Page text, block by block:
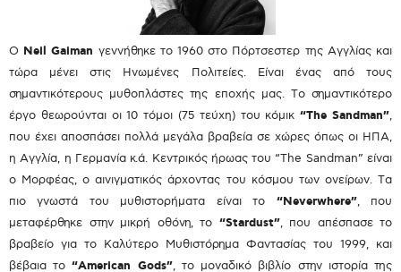
O Neil Gaiman γεννήθηκε το 1960 στο Πόρτσεστερ της Αγγλίας και
τώρα μένει στις Ηνωμένες Πολιτείες. Είναι ένας από τους
σημαντικότερους μυθοπλάστες της εποχής μας. Το σημαντικότερο
έργο θεωρούνται οι 10 τόμοι (75 τεύχη) του κόμικ“The Sandman”,
που έχει αποσπάσει πολλά μεγάλα βραβεία σε χώρες όπως οι ΗΠΑ,
η Αγγλία, η Γερμανία κ.ά. Κεντρικός ήρωας του “Τhe Sandman” είναι
ο Μορφέας, ο αινιγματικός άρχοντας του κόσμου των ονείρων. Τα
πιο γνωστά του μυθιστορήματα είναι το “Neverwhere”, που
μεταφέρθηκε στην μικρή οθόνη, το “Stardust”, που απέσπασε το
βραβείο για το Καλύτερο Μυθιστόρημα Φαντασίας του 1999, και
βέβαια το“American Gods”, το μοναδικό βιβλίο στην ιστορία της